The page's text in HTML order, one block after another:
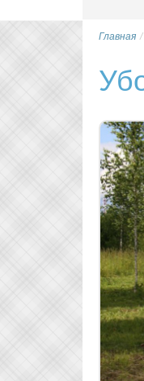
Главная